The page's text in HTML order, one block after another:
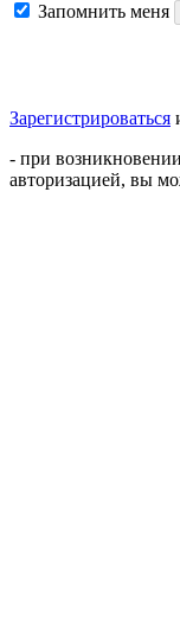
Запомнить меня
Зарегистрироваться
- при
авторизацией, вы